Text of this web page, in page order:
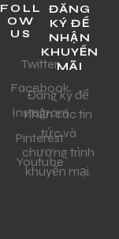
FOLL
OW
US
Twitter
Facebook
Instagram
Pinterest
Youtube
ĐĂNG
KÝ ĐỂ
NHẬN
KHUYẾN
MÃI
Đăng ký để
nhận các tin
tức và
chương trình
khuyến mại.